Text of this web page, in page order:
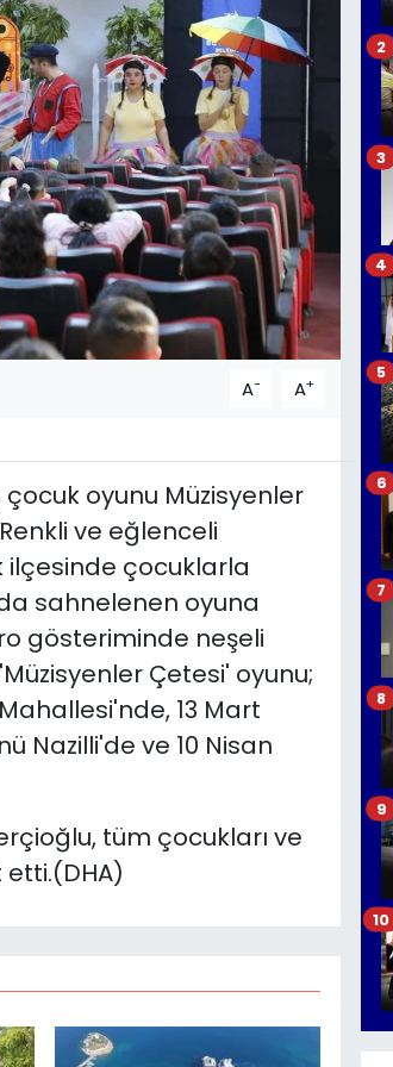
A- A+
çocuk oyunu Müzisyenler
ve eğlenceli
ilçesinde çocuklarla
sahnelenen oyuna
gösteriminde neşeli
Çetesi' oyunu;
13 Mart
Nazilli'de ve 10 Nisan
tüm çocukları ve
2
3
4
5
6
7
8
9
10